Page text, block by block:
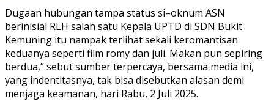
Dugaan hubungan tampa status si–oknum ASN
berinisial RLH salah satu Kepala UPTD di SDN Bukit
Kemuning itu nampak terlihat sekali keromantisan
keduanya seperti film romy dan juli. Makan pun sepiring
berdua,” sebut sumber terpercaya, bersama media ini,
yang indentitasnya, tak bisa disebutkan alasan demi
menjaga keamanan, hari Rabu, 2 Juli 2025.